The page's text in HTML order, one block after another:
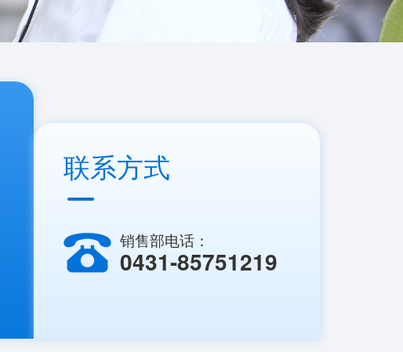
联系方式
销售部电话：
0431-85751219